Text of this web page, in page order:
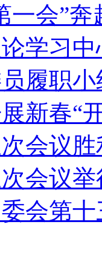
一会”奔
学习
履职
新春“
会议
会议
会第